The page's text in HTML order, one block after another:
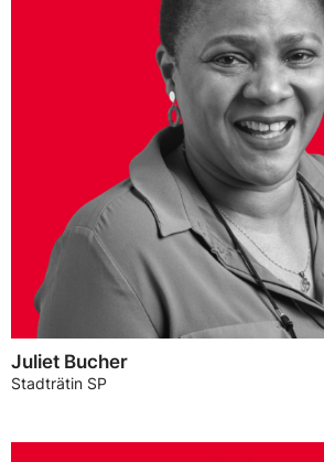
Juliet Bucher
Stadträtin SP